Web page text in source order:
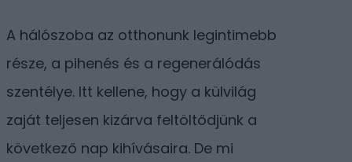
A hálószoba az otthonunk legintimebb
része, a pihenés és a regenerálódás
szentélye. Itt kellene, hogy a külvilág
zaját teljesen kizárva feltöltődjünk a
következő nap kihívásaira. De mi